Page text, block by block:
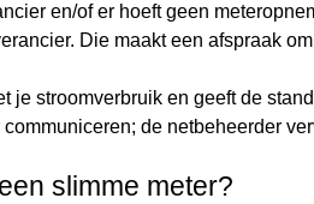
en/of er hoeft geen
Die maakt een afspraak
je stroomverbruik en geeft de
de netbeheerder
slimme meter?